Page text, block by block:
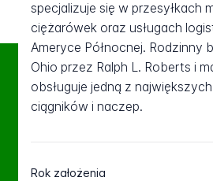
specjalizuje się w przesyłkach
ciężarówek oraz usługach
Ameryce Północnej. Rodzinny
Ohio przez Ralph L. Roberts i
obsługuje jedną z
ciągników i naczep.
Rok założenia